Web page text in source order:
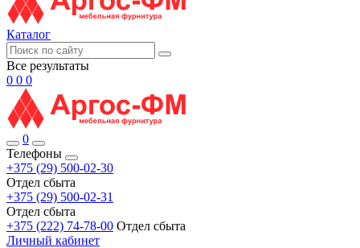
Каталог
Все результаты
0 0 0
0
Телефоны
+375 (29) 500-02-30
Отдел сбыта
+375 (29) 500-02-31
Отдел сбыта
+375 (222) 74-78-00 Отдел сбыта
Личный кабинет